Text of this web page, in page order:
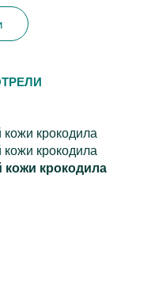
кожи крокодила